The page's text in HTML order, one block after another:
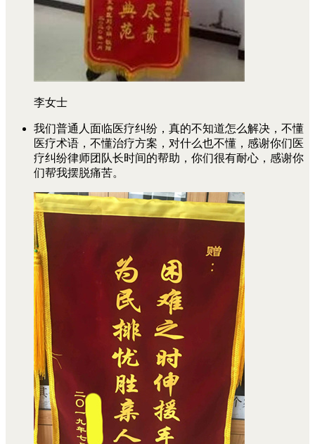
李女士
我们普通人面临医疗纠纷，真的不知道怎么解决，不懂
医疗术语，不懂治疗方案，对什么也不懂，感谢你们医
疗纠纷律师团队长时间的帮助，你们很有耐心，感谢你
们帮我摆脱痛苦。